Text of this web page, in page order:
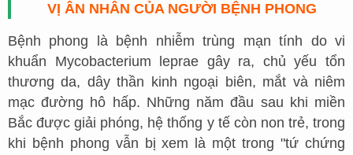
VỊ ÂN NHÂN CỦA NGƯỜI BỆNH PHONG
Bệnh phong là bệnh nhiễm trùng mạn tính do vi
khuẩn Mycobacterium leprae gây ra, chủ yếu tổn
thương da, dây thần kinh ngoại biên, mắt và niêm
mạc đường hô hấp. Những năm đầu sau khi miền
Bắc được giải phóng, hệ thống y tế còn non trẻ, trong
khi bệnh phong vẫn bị xem là một trong "tứ chứng